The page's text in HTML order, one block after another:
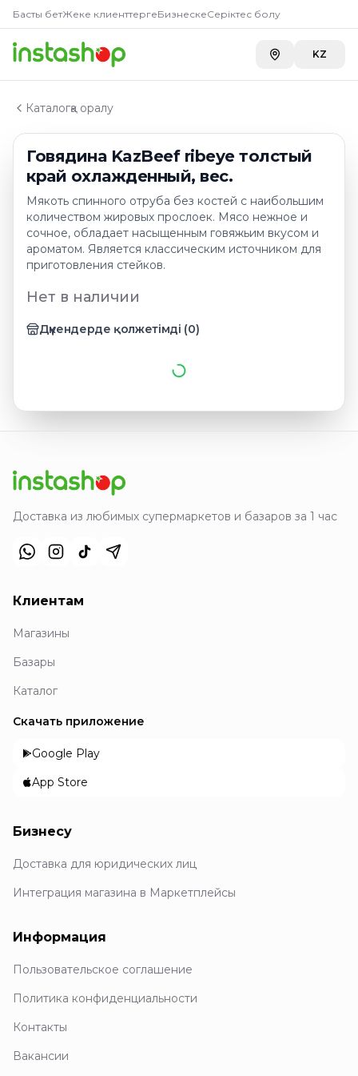
Басты бетЖеке клиенттергеБизнескеСеріктес болу
KZ
Каталогқа оралу
Говядина KazBeef ribeye толстый
край охлажденный, вес.
Мякоть спинного отруба без костей с наибольшим
количеством жировых прослоек. Мясо нежное и
сочное, обладает насыщенным говяжьим вкусом и
ароматом. Является классическим источником для
приготовления стейков.
Нет в наличии
Дүкендерде қолжетімді (0)
Главная
Каталог
Говядина
Говядина KazBeef ribeye толстый край
Доставка из любимых супермаркетов и базаров за 1 час
Клиентам
Магазины
Базары
Каталог
Скачать приложение
Google Play
App Store
Бизнесу
Доставка для юридических лиц
Интеграция магазина в Маркетплейсы
Информация
Пользовательское соглашение
Политика конфиденциальности
Контакты
Вакансии